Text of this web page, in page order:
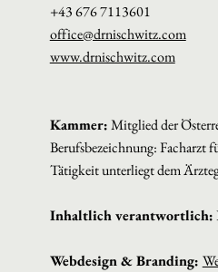
+43 676 7113601
office@drnischwitz.com
www.drnischwitz.com
Kammer:Mitglied der
Berufsbezeichnung: Facharzt
Tätigkeit unterliegt dem
Inhaltlich verantwortlich:
Webdesign & Branding: